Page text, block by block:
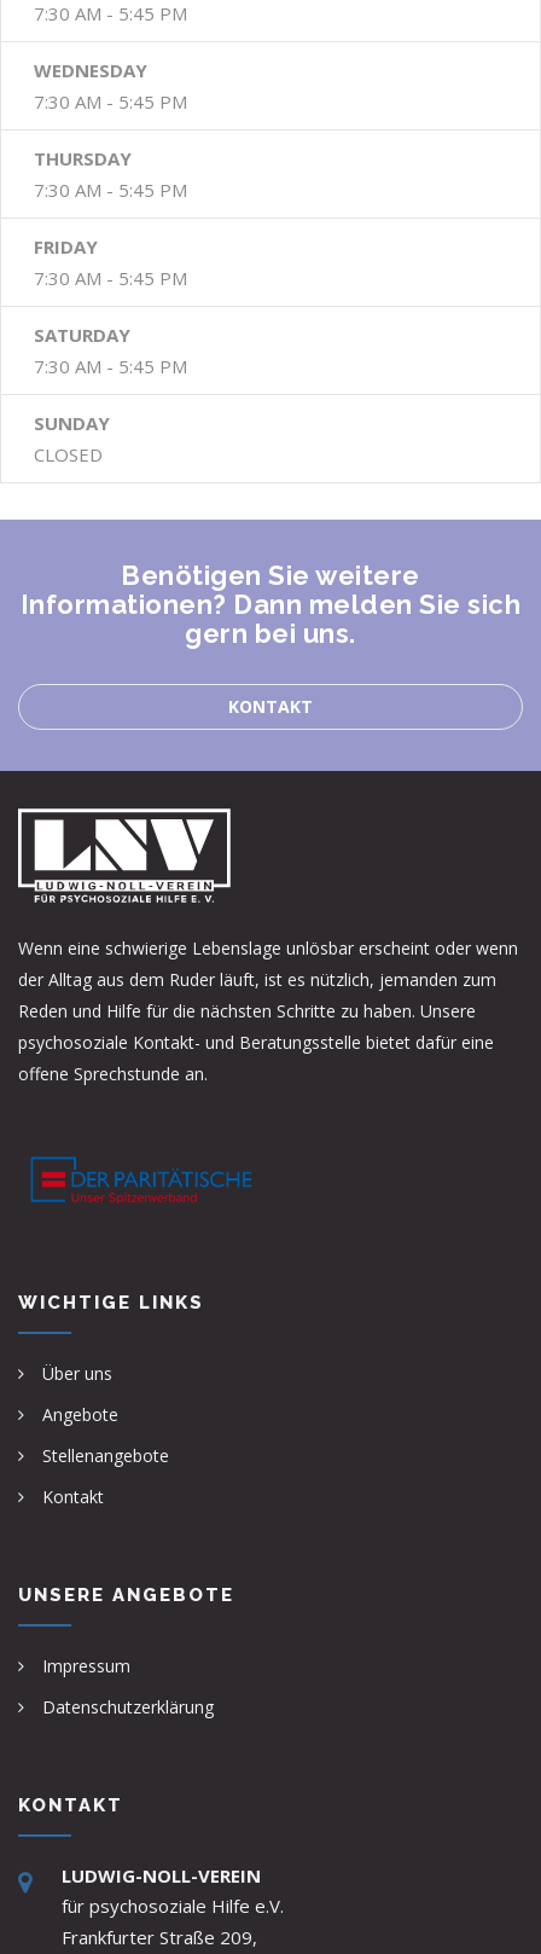
7:30 AM - 5:45 PM
WEDNESDAY
7:30 AM - 5:45 PM
THURSDAY
7:30 AM - 5:45 PM
FRIDAY
7:30 AM - 5:45 PM
SATURDAY
7:30 AM - 5:45 PM
SUNDAY
CLOSED
Benötigen Sie weitere
Informationen? Dann melden Sie sich
gern bei uns.
KONTAKT
Wenn eine schwierige Lebenslage unlösbar erscheint oder wenn
der Alltag aus dem Ruder läuft, ist es nützlich, jemanden zum
Reden und Hilfe für die nächsten Schritte zu haben. Unsere
psychosoziale Kontakt- und Beratungsstelle bietet dafür eine
offene Sprechstunde an.
WICHTIGE LINKS
Über uns
Angebote
Stellenangebote
Kontakt
UNSERE ANGEBOTE
Impressum
Datenschutzerklärung
KONTAKT
LUDWIG-NOLL-VEREIN
für psychosoziale Hilfe e.V.
Frankfurter Straße 209,